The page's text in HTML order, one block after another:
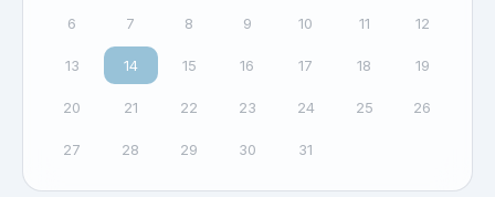
6 7 8 9 10 11 12
13 14 15 16 17 18 19
20 21 22 23 24 25 26
27 28 29 30 31